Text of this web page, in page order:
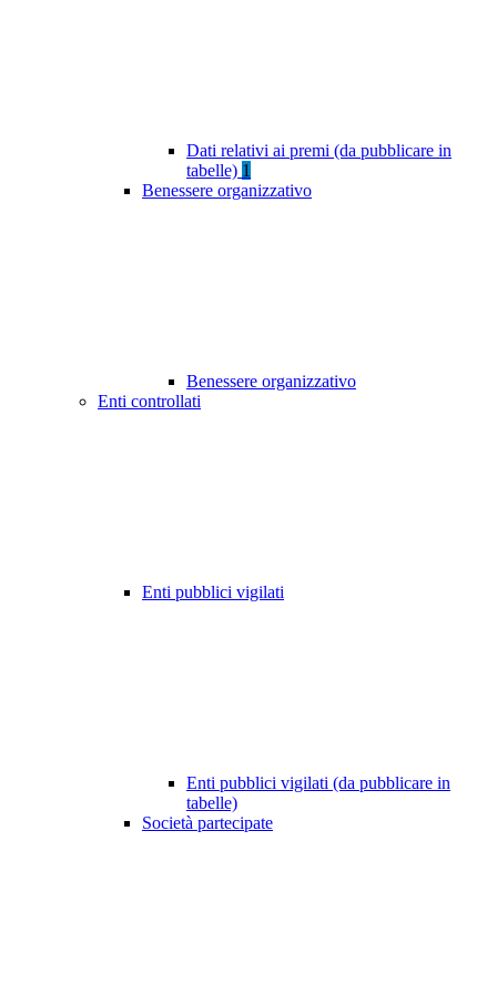
Dati relativi ai premi (da pubblicare in
tabelle) 1
Benessere organizzativo
Benessere organizzativo
Enti controllati
Enti pubblici vigilati
Enti pubblici vigilati (da pubblicare in
tabelle)
Società partecipate